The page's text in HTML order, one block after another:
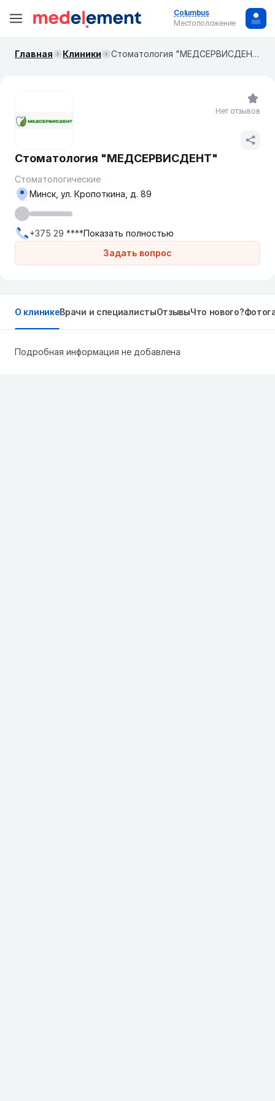
Columbus
Местоположение
Главная Клиники Стоматология "МЕДСЕРВИСДЕНТ"
Стоматология "МЕДСЕРВИСДЕНТ"
Стоматологические
Задать вопрос
Минск, ул. Кропоткина, д. 89
+375 29 ****Показать полностью
Нет отзывов
О клиникеВрачи и специалистыОтзывыЧто нового?
Подробная информация не добавлена